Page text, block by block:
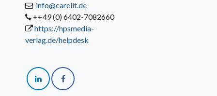
info@carelit.de
++49 (0) 6402-7082660
https://hpsmedia-
verlag.de/helpdesk